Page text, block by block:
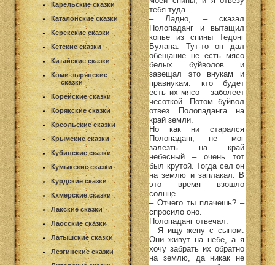
Карельские сказки
Каталонские сказки
Керекские сказки
Кетские сказки
Китайские сказки
Коми-зырянские
сказки
Корейские сказки
Корякские сказки
Креольские сказки
Крымские сказки
Кубинские сказки
Кумыкские сказки
Курдские сказки
Кхмерские сказки
Лакские сказки
Лаосские сказки
Латышские сказки
Лезгинские сказки
тебя туда.
– Ладно, – сказал
Полопаданг и вытащил
копье из спины Тедонг
Булана. Тут-то он дал
обещание не есть мясо
белых буйволов и
завещал это внукам и
правнукам: кто будет
есть их мясо – заболеет
чесоткой. Потом буйвол
отвез Полопаданга на
край земли.
Но как ни старался
Полопаданг, не мог
залезть на край
небесный – очень тот
был крутой. Тогда сел он
на землю и заплакал. В
это время взошло
солнце.
– Отчего ты плачешь? –
спросило оно.
Полопаданг отвечал:
– Я ищу жену с сыном.
Они живут на небе, а я
хочу забрать их обратно
на землю, да никак не